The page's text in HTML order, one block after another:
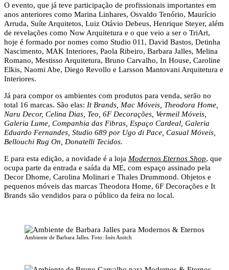
O evento, que já teve participação de profissionais importantes em
anos anteriores como Marina Linhares, Osvaldo Tenório, Maurício
Arruda, Suíte Arquitetos, Luiz Otávio Debeus, Henrique Steyer, além
de revelações como Now Arquitetura e o que veio a ser o TriArt,
hoje é formado por nomes como Studio 011, David Bastos, Detinha
Nascimento, MAK Interiores, Paola Ribeiro, Barbara Jalles, Melina
Romano, Mestisso Arquitetura, Bruno Carvalho, In House, Caroline
Elkis, Naomi Abe, Diego Revollo e Larsson Mantovani Arquitetura e
Interiores.
Já para compor os ambientes com produtos para venda, serão no
total 16 marcas. São elas: It Brands, Mac Móveis, Theodora Home,
Naru Decor, Celina Dias, Teo, 6F Decorações, Vermeil Móveis,
Galeria Lume, Companhia das Fibras, Espaço Cardeal, Galeria
Eduardo Fernandes, Studio 689 por Ugo di Pace, Casual Móveis,
Bellouchi Rug On, Donatelli Tecidos.
E para esta edição, a novidade é a loja Modernos Eternos Shop, que
ocupa parte da entrada e saída da ME, com espaço assinado pela
Decor Dhome, Carolina Molinari e Thales Drummond. Objetos e
pequenos móveis das marcas Theodora Home, 6F Decorações e It
Brands são vendidos para o público da feira no local.
Ambiente de Barbara Jalles. Foto: Inès Anitch